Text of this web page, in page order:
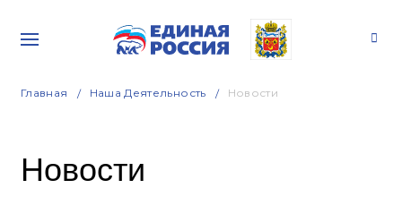
Главная Наша Деятельность Новости
Новости